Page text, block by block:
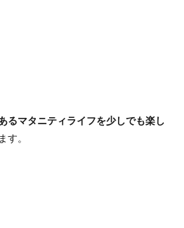
るマタニティライフを少しでも楽し
す。